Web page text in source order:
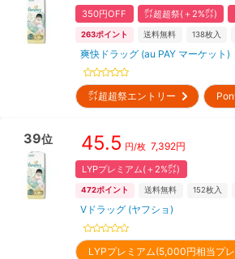
350円OFF ㌽超超祭(＋2%㌽)
263ポイント 送料無料 138枚入
爽快ドラッグ (au PAY マーケット)
㌽超超祭エントリー
39位 45.5 円/枚 7,392円
LYPプレミアム(＋2%㌽)
472ポイント 送料無料 152枚入
Vドラッグ (ヤフショ)
LYPプレミアム(5,000円相当プ